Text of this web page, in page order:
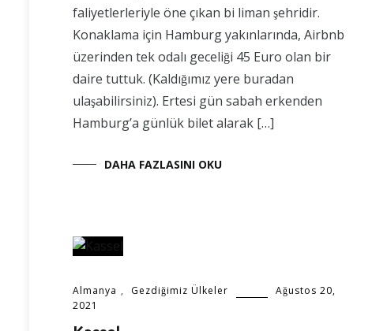
faliyetlerleriyle öne çıkan bi liman şehridir.
Konaklama için Hamburg yakınlarında, Airbnb
üzerinden tek odalı geceliği 45 Euro olan bir
daire tuttuk. (Kaldığımız yere buradan
ulaşabilirsiniz). Ertesi gün sabah erkenden
Hamburg’a günlük bilet alarak […]
DAHA FAZLASINI OKU
Almanya , Gezdiğimiz Ülkeler
Ağustos 20,
2021